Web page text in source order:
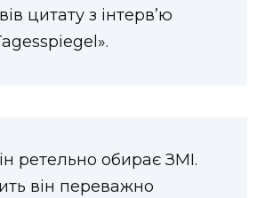
цитату з інтерв’ю
ретельно обирає ЗМІ.
він переважно